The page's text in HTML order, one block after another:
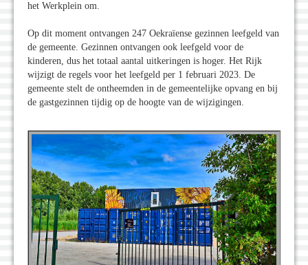
het Werkplein om.
Op dit moment ontvangen 247 Oekraïense gezinnen leefgeld van
de gemeente. Gezinnen ontvangen ook leefgeld voor de
kinderen, dus het totaal aantal uitkeringen is hoger. Het Rijk
wijzigt de regels voor het leefgeld per 1 februari 2023. De
gemeente stelt de ontheemden in de gemeentelijke opvang en bij
de gastgezinnen tijdig op de hoogte van de wijzigingen.